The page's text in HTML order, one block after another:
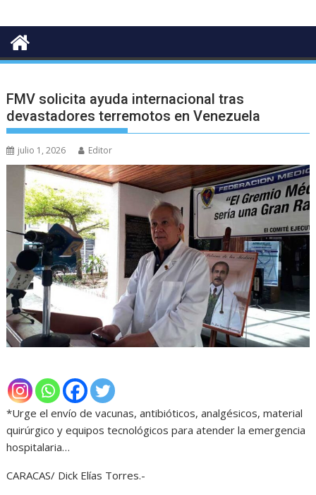
FMV solicita ayuda internacional tras
devastadores terremotos en Venezuela
julio 1, 2026 Editor
*Urge el envío de vacunas, antibióticos, analgésicos, material
quirúrgico y equipos tecnológicos para atender la emergencia
hospitalaria…
CARACAS/ Dick Elías Torres.-